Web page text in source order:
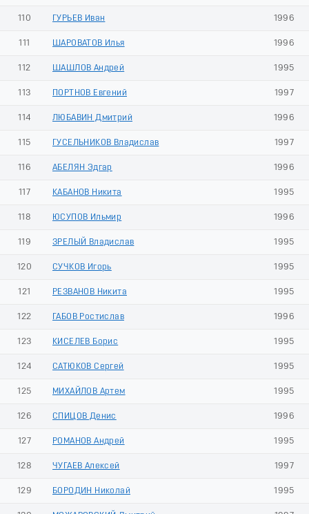
110 ГУРЬЕВ Иван 1996
111 ШАРОВАТОВ Илья 1996
112 ШАШЛОВ Андрей 1995
113 ПОРТНОВ Евгений 1997
114 ЛЮБАВИН Дмитрий 1996
115 ГУСЕЛЬНИКОВ Владислав 1997
116 АБЕЛЯН Эдгар 1996
117 КАБАНОВ Никита 1995
118 ЮСУПОВ Ильмир 1996
119 ЗРЕЛЫЙ Владислав 1995
120 СУЧКОВ Игорь 1995
121 РЕЗВАНОВ Никита 1995
122 ГАБОВ Ростислав 1996
123 КИСЕЛЕВ Борис 1995
124 САТЮКОВ Сергей 1995
125 МИХАЙЛОВ Артем 1995
126 СПИЦОВ Денис 1996
127 РОМАНОВ Андрей 1995
128 ЧУГАЕВ Алексей 1997
129 БОРОДИН Николай 1995